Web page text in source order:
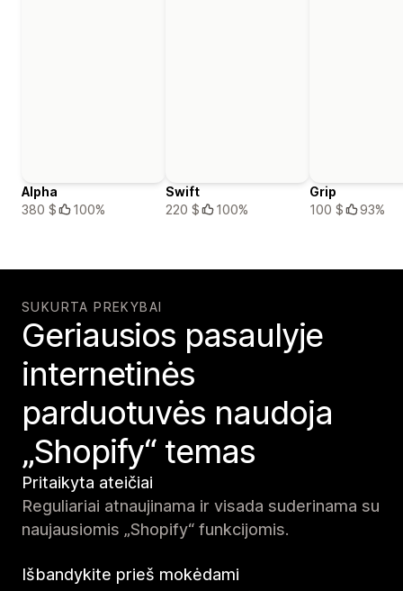
Alpha
380 $
100%
Swift
220 $
100%
Grip
100 $
93%
SUKURTA PREKYBAI
Geriausios pasaulyje
internetinės
parduotuvės naudoja
„Shopify“ temas
Pritaikyta ateičiai
Reguliariai atnaujinama ir visada suderinama su
naujausiomis „Shopify“ funkcijomis.
Išbandykite prieš mokėdami